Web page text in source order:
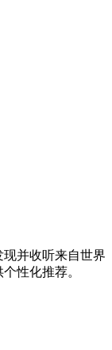
并收听来自世界
性化推荐。